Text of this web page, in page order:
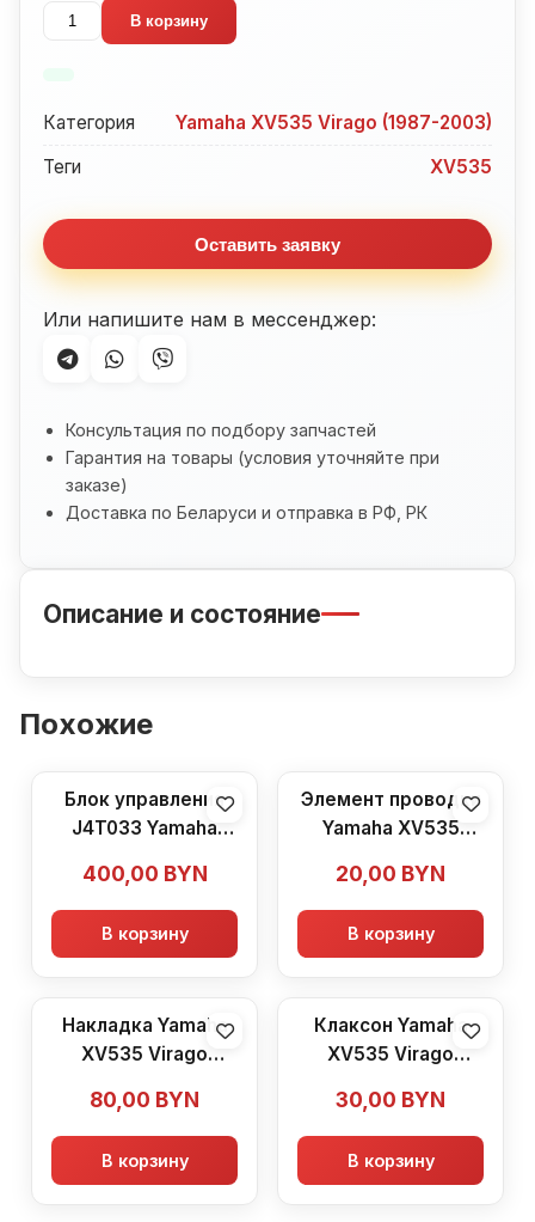
Количество
товара
13
Yamaha
Virago
(1987-
2003)
В корзину
Категория
Yamaha XV535 Virago (1987-2003)
Теги
XV535
Оставить заявку
Или напишите нам в мессенджер:
Консультация по подбору запчастей
Гарантия на товары (условия уточняйте при
заказе)
Доставка по Беларуси и отправка в РФ, РК
Описание и состояние
Похожие
Блок управления
J4T033 Yamaha
(1987-2003)
400,00 BYN
В корзину
Элемент проводки
Yamaha XV535
20,00 BYN
В корзину
Накладка Yamaha
XV535 Virago
80,00 BYN
В корзину
Клаксон Yamaha
XV535 Virago
30,00 BYN
В корзину